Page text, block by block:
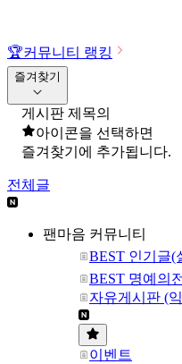
🏆커뮤니티 랭킹
즐겨찾기
게시판 제목의
아이콘을 선택하면
즐겨찾기에 추가됩니다.
전체글
팬마음 커뮤니티
BEST 인기글(
BEST 명예의
자유게시판 (
이벤트